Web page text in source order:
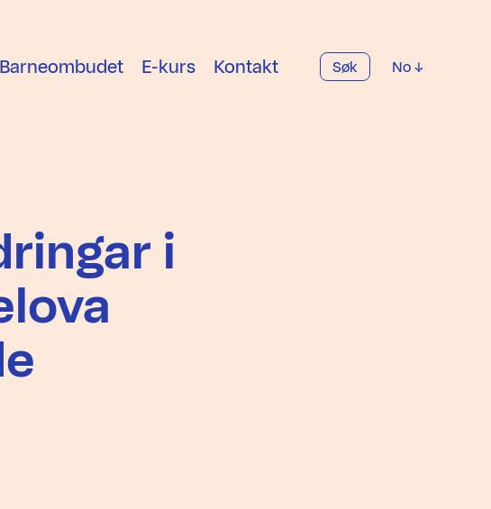
E-kurs Kontakt Søk No
i